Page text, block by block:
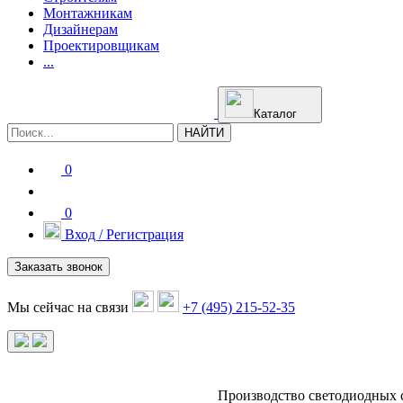
Монтажникам
Дизайнерам
Проектировщикам
...
Каталог
НАЙТИ
0
0
Вход / Регистрация
Заказать звонок
Мы сейчас на связи +7 (495) 215-52-35
Производство светодиодных